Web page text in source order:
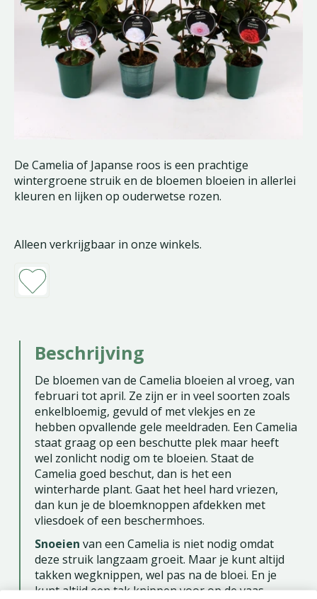
De Camelia of Japanse roos is een prachtige
wintergroene struik en de bloemen bloeien in allerlei
kleuren en lijken op ouderwetse rozen.
Alleen verkrijgbaar in onze winkels.
Beschrijving
De bloemen van de Camelia bloeien al vroeg, van
februari tot april. Ze zijn er in veel soorten zoals
enkelbloemig, gevuld of met vlekjes en ze
hebben opvallende gele meeldraden. Een Camelia
staat graag op een beschutte plek maar heeft
wel zonlicht nodig om te bloeien. Staat de
Camelia goed beschut, dan is het een
winterharde plant. Gaat het heel hard vriezen,
dan kun je de bloemknoppen afdekken met
vliesdoek of een beschermhoes.
Snoeien van een Camelia is niet nodig omdat
deze struik langzaam groeit. Maar je kunt altijd
takken wegknippen, wel pas na de bloei. En je
kunt altijd een tak knippen voor op de vaas.